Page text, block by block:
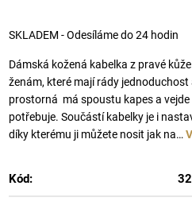
SKLADEM - Odesíláme do 24 hodin
Dámská kožená kabelka z pravé
ženám, které mají rády jednoduchost
prostorná má spoustu kapes a
potřebuje. Součástí kabelky je i
díky kterému ji můžete nosit jak na…
Kód: